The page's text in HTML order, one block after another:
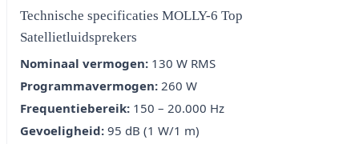
Technische specificaties MOLLY-6 Top
Satellietluidsprekers
Nominaal vermogen: 130 W RMS
Programmavermogen: 260 W
Frequentiebereik: 150 – 20.000 Hz
Gevoeligheid: 95 dB (1 W/1 m)